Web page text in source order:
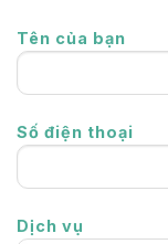
Tên của bạn
Số điện thoại
Dịch vụ